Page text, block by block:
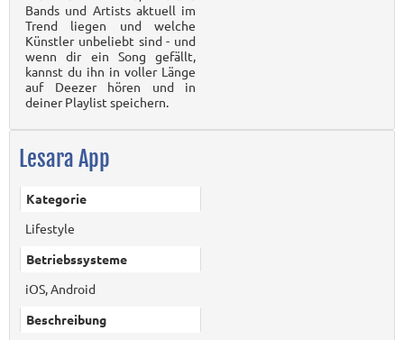
Bands und Artists aktuell im
Trend liegen und welche
Künstler unbeliebt sind - und
wenn dir ein Song gefällt,
kannst du ihn in voller Länge
auf Deezer hören und in
deiner Playlist speichern.
Lesara App
Kategorie
Lifestyle
Betriebssysteme
iOS, Android
Beschreibung